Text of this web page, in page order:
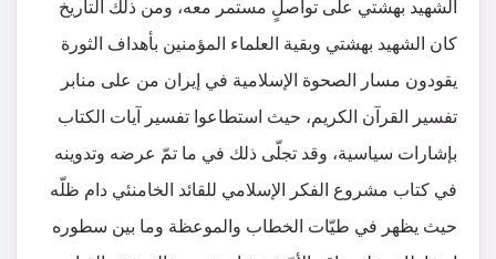
الشهيد بهشتي على تواصلٍ مستمر معه، ومن ذلك التاريخ
كان الشهيد بهشتي وبقية العلماء المؤمنين بأهداف الثورة
يقودون مسار الصحوة الإسلامية في إيران من على منابر
تفسير القرآن الكريم، حيث استطاعوا تفسير آيات الكتاب
بإشارات سياسية، وقد تجلّى ذلك في ما تمّ عرضه وتدوينه
في كتاب مشروع الفكر الإسلامي للقائد الخامنئي دام ظلّه
حيث يظهر في طيّات الخطاب والموعظة وما بين سطوره